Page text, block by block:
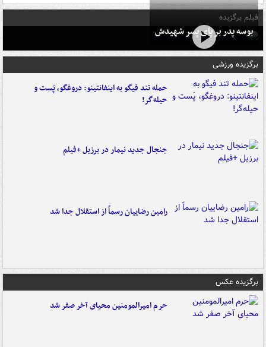
فیلم برگزیده
بوسه‌ پدر بر پای پسر شهیدش
برگزیده ورزشی
حمله تند فیگو به اینفانتینو: دروغگو، پَست‌ و
حیله‌گر!
جنجال جدید نیمار در برزیل +فیلم
رامین رضاییان رسماً از استقلال جدا شد
برگزیده عکس
حرم امیرالمومنین محیای آخر صفر شد